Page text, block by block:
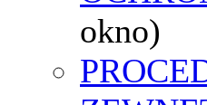
okno)